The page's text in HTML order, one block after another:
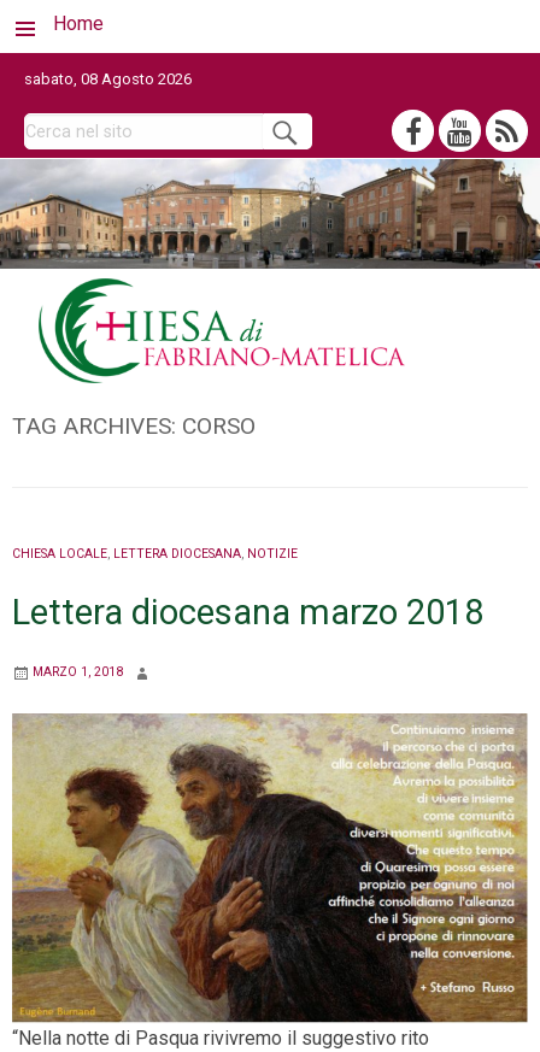
Home
sabato, 08 Agosto 2026
TAG ARCHIVES: CORSO
CHIESA LOCALE, LETTERA DIOCESANA, NOTIZIE
Lettera diocesana marzo 2018
MARZO 1, 2018
“Nella notte di Pasqua rivivremo il suggestivo rito